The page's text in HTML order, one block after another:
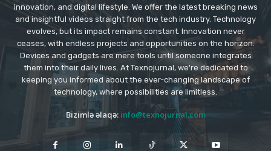
innovation, and digital lifestyle. We offer the latest breaking news
and insightful videos straight from the tech industry. Technology
evolves, but its impact remains constant. Innovation never
ceases, with endless projects and opportunities on the horizon.
Devices and gadgets are mere tools until someone integrates
them into their daily lives. At Texnojurnal, we're dedicated to
keeping you informed about the ever-changing landscape of
technology, where possibilities are limitless.
Bizimlə əlaqə: info@texnojurnal.com